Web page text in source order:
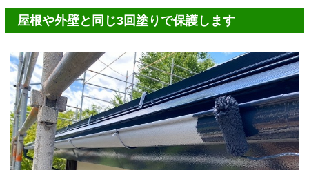
屋根や外壁と同じ3回塗りで保護します